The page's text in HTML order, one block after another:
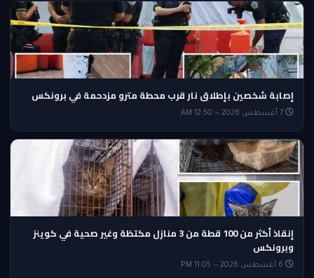
إصابة شخصين بإطلاق نار قرب محطة مترو مزدحمة في برونكس
إنقاذ أكثر من 100 قطة من 3 منازل مكتظة وغير صحية في كوينز
وبرونكس